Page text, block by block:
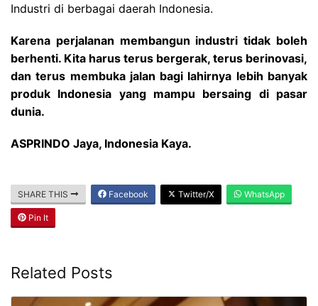
Industri di berbagai daerah Indonesia.
Karena perjalanan membangun industri tidak boleh
berhenti. Kita harus terus bergerak, terus berinovasi,
dan terus membuka jalan bagi lahirnya lebih banyak
produk Indonesia yang mampu bersaing di pasar
dunia.
ASPRINDO Jaya, Indonesia Kaya.
SHARE THIS Facebook Twitter/X WhatsApp
Pin It
Related Posts